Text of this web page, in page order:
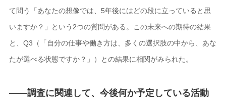
て問う「あなたの想像では、5年後にはどの段に立っていると思
いますか？」という2つの質問がある。この未来への期待の結果
と、Q3（「自分の仕事や働き方は、多くの選択肢の中から、あな
たが選べる状態ですか？」）との結果に相関がみられた。
――調査に関連して、今後何か予定している活動